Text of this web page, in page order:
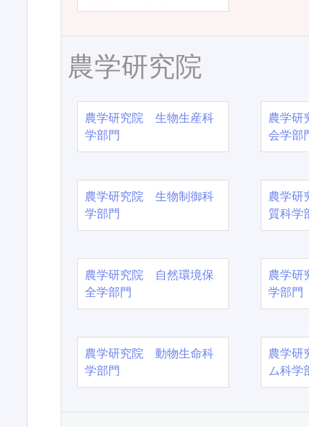
農学研究院
農学研究院 生物生産科
学部門
農学
会学部
農学研究院 生物制御科
学部門
農学
質科学
農学研究院 自然環境保
全学部門
農学
学部門
農学研究院 動物生命科
学部門
農学
ム科学